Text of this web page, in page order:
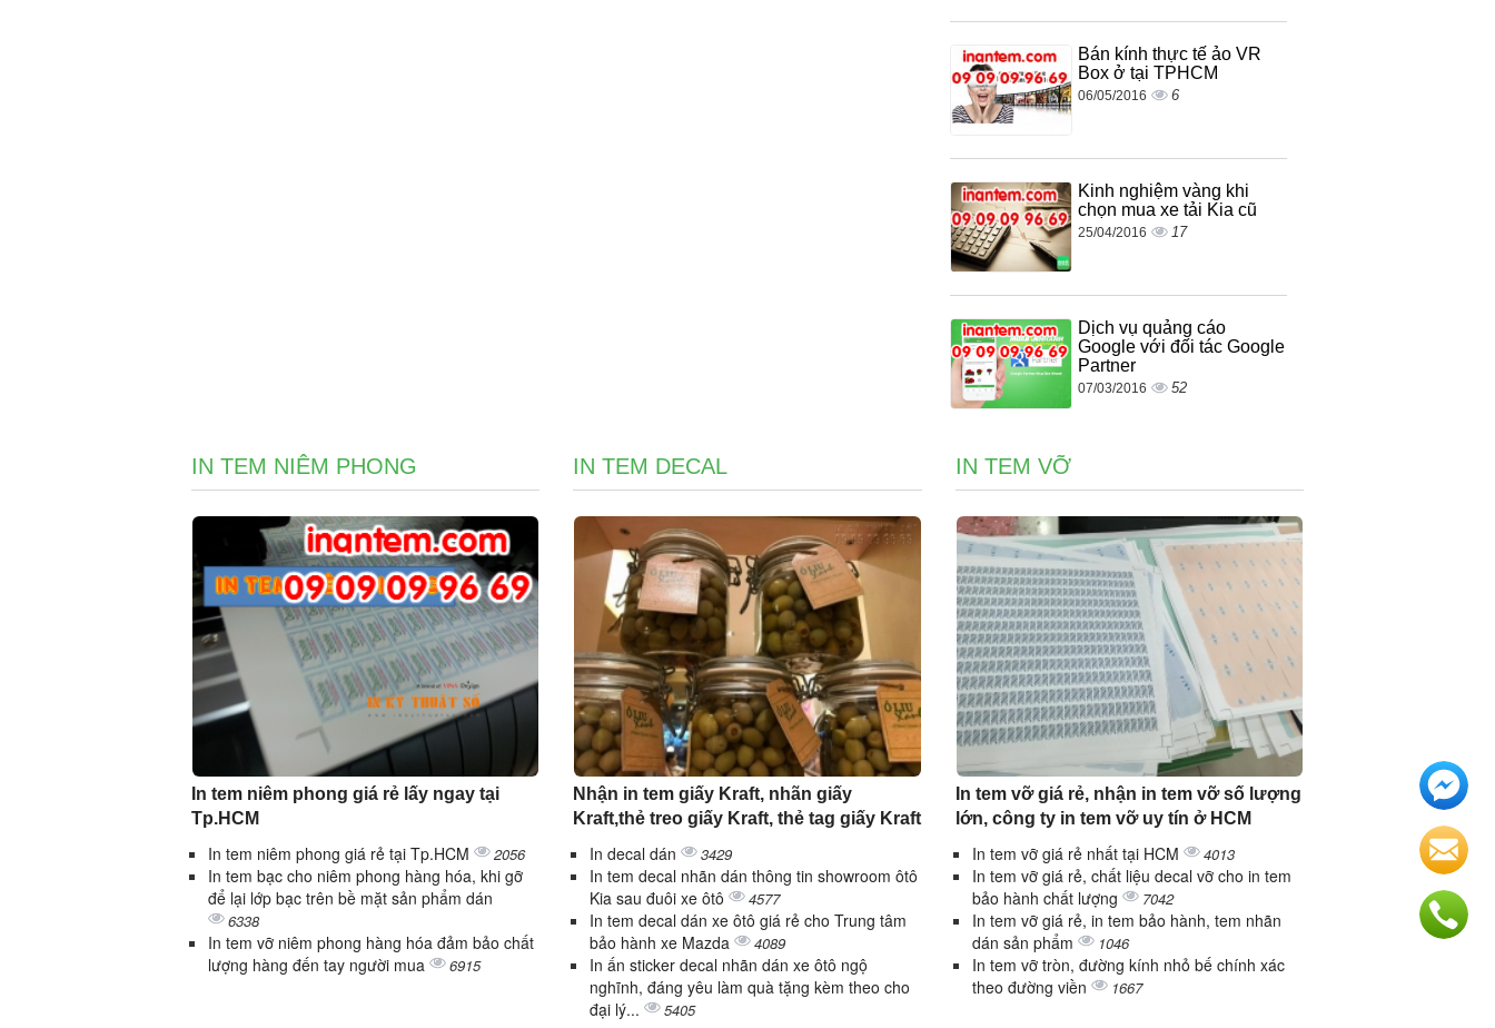
Bán kính thực tế ảo VR
Box ở tại TPHCM
06/05/2016 6
Kinh nghiệm vàng khi
chọn mua xe tải Kia cũ
25/04/2016 17
Dịch vụ quảng cáo
Google với đối tác Google
Partner
07/03/2016 52
IN TEM NIÊM PHONG
In tem niêm phong giá rẻ lấy ngay tại
Tp.HCM
In tem niêm phong giá rẻ tại Tp.HCM 2056
In tem bạc cho niêm phong hàng hóa, khi gỡ
để lại lớp bạc trên bề mặt sản phẩm dán
6338
In tem vỡ niêm phong hàng hóa đảm bảo chất
lượng hàng đến tay người mua
6915
IN TEM DECAL
Nhận in tem giấy Kraft, nhãn giấy
Kraft,thẻ treo giấy Kraft, thẻ tag giấy Kraft
In decal dán 3429
In tem decal nhãn dán thông tin showroom ôtô
Kia sau đuôi xe ôtô
4577
In tem decal dán xe ôtô giá rẻ cho Trung tâm
bảo hành xe Mazda
4089
In ấn sticker decal nhãn dán xe ôtô ngộ
nghĩnh, đáng yêu làm quà tặng kèm theo cho
đại lý...
5405
IN TEM VỠ
In tem vỡ giá rẻ, nhận in tem vỡ số lượng
lớn, công ty in tem vỡ uy tín ở HCM
In tem vỡ giá rẻ nhất tại HCM 4013
In tem vỡ giá rẻ, chất liệu decal vỡ cho in tem
bảo hành chất lượng
7042
In tem vỡ giá rẻ, in tem bảo hành, tem nhãn
dán sản phẩm
1046
In tem vỡ tròn, đường kính nhỏ bế chính xác
theo đường viền
1667